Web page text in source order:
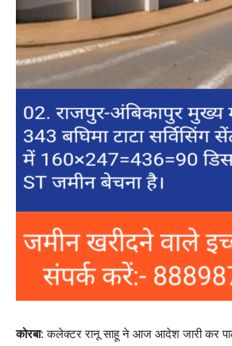
कोरबा: कलेक्टर रानू साहू ने आज आदेश जारी कर